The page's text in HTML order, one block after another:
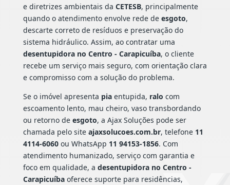
e diretrizes ambientais da CETESB, principalmente
quando o atendimento envolve rede de esgoto,
descarte correto de resíduos e preservação do
sistema hidráulico. Assim, ao contratar uma
desentupidora no Centro - Carapicuíba, o cliente
recebe um serviço mais seguro, com orientação clara
e compromisso com a solução do problema.
Se o imóvel apresenta piaentupida, ralo com
escoamento lento, mau cheiro, vaso transbordando
ou retorno de esgoto, a Ajax Soluções pode ser
chamada pelo site ajaxsolucoes.com.br, telefone 11
4114-6060ou WhatsApp 11 94153-1856. Com
atendimento humanizado, serviço com garantia e
foco em qualidade, a desentupidora no Centro -
Carapicuíbaoferece suporte para residências,